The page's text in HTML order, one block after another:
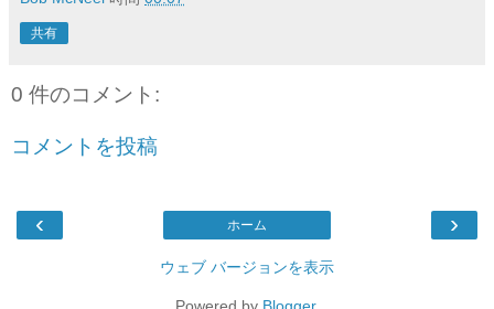
共有
0 件のコメント:
コメントを投稿
‹ ›
ホーム
ウェブ バージョンを表示
Powered by Blogger.